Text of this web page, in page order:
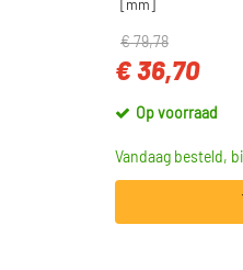
[mm]
€ 79,78
€ 36,70
Op voorraad
Vandaag besteld,